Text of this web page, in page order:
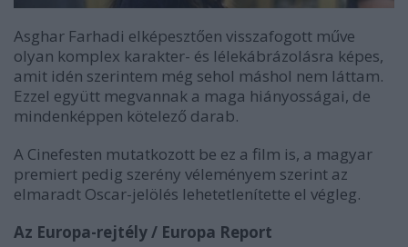
Asghar Farhadi elképesztően visszafogott műve
olyan komplex karakter- és lélekábrázolásra képes,
amit idén szerintem még sehol máshol nem láttam.
Ezzel együtt megvannak a maga hiányosságai, de
mindenképpen kötelező darab.
A Cinefesten mutatkozott be ez a film is, a magyar
premiert pedig szerény véleményem szerint az
elmaradt Oscar-jelölés lehetetlenítette el végleg.
Az Europa-rejtély / Europa Report